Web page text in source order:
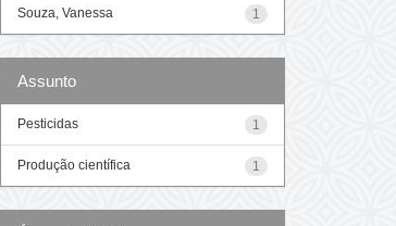
1
Souza, Vanessa
Assunto
1
Pesticidas
1
Produção científica